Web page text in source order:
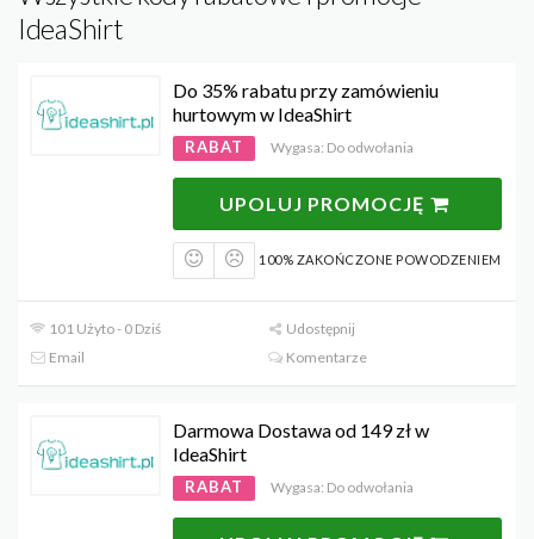
IdeaShirt
Do 35% rabatu przy zamówieniu
hurtowym w IdeaShirt
RABAT Wygasa: Do odwołania
UPOLUJ PROMOCJĘ
100% ZAKOŃCZONE POWODZENIEM
101 Użyto - 0 Dziś
Udostępnij
Email
Komentarze
Darmowa Dostawa od 149 zł w
IdeaShirt
RABAT Wygasa: Do odwołania